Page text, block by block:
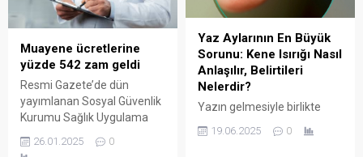
Muayene ücretlerine
yüzde 542 zam geldi
Resmi Gazete’de dün
yayımlanan Sosyal Güvenlik
Kurumu Sağlık Uygulama
Yapılmasına Dair Tebliğ ile
26.01.2025 0
Yaz Aylarının En Büyük
Sorunu: Kene Isırığı Nasıl
Anlaşılır, Belirtileri
Nelerdir?
Yazın gelmesiyle birlikte
Keneleri küçümsemeyin!
19.06.2025 0